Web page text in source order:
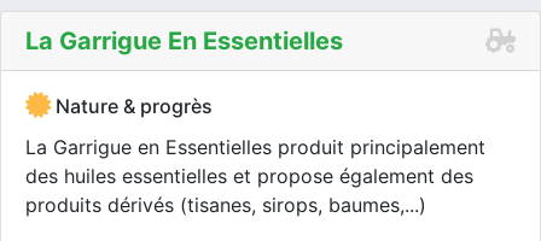
La Garrigue En Essentielles
Nature & progrès
La Garrigue en Essentielles produit principalement
des huiles essentielles et propose également des
produits dérivés (tisanes, sirops, baumes,...)